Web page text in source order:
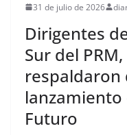
31 de julio de 2026
Dirigentes
Sur del
Futuro